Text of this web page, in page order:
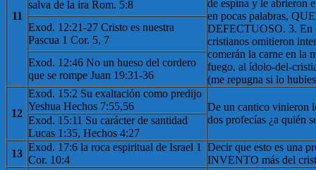
11
de espina y le abrieron
en pocas palabras,
DEFECTUOSO. 3. En
cristianos omitieron
comerán la carne en la
fuego, al ídolo-del-
(me repugna si lo
salva de la ira Rom. 5:8
Exod. 12:21-27 Cristo es nuestra
Pascua 1 Cor. 5, 7
Exod. 12:46 No un hueso del cordero
que se rompe Juan 19:31-36
12
Exod. 15:2 Su exaltación como predijo
Yeshua Hechos 7:55,56
De un cantico vinieron
dos profecías ¿a quién
Exod. 15:11 Su carácter de santidad
Lucas 1:35, Hechos 4:27
13
Exod. 17:6 la roca espiritual de Israel 1
Cor. 10:4
Decir que esto es una
INVENTO más del